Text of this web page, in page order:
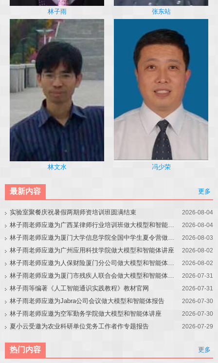
林子雨 张东站
林文水 冯少荣
最新内容 更多
实验室聚餐庆祝暑假两期师资培训班圆满结束 2026-08-04
林子雨老师应邀为广西某律师行业培训班做大模型和智能体讲座 2026-08-04
林子雨老师应邀为厦门大学信息学院全国中学生夏令营做大模型讲座 2026-08-03
林子雨老师应邀为广州应用科技学院做大模型和智能体讲座 2026-08-02
林子雨老师应邀为人保财险厦门分公司做大模型和智能体讲座 2026-08-02
林子雨老师应邀为厦门市残疾人联合会做大模型和智能体讲座 2026-07-31
林子雨等编著《人工智能通识实践教程》教材官网 2026-07-31
林子雨老师应邀为Jabra公司会议做大模型和智能体报告 2026-07-30
林子雨老师应邀为空军勤务学院做大模型和智能体讲座 2026-07-30
夏小云受邀为农业科研单位党务工作者作专题报告 2026-07-29
热门内容 更多